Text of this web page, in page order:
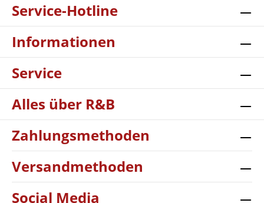
Service-Hotline
Informationen
Service
Alles über R&B
Zahlungsmethoden
Versandmethoden
Social Media